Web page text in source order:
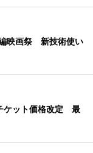
映画祭 新技術使い
ケット価格改定 最